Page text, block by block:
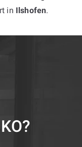
in Ilshofen.